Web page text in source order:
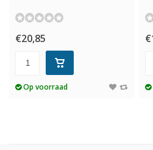
€20,85
Op voorraad